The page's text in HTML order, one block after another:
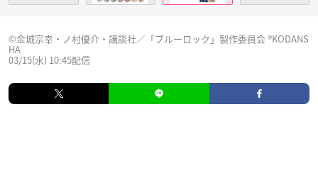
©金城宗幸・ノ村優介・講談社／「ブルーロック」製作委員会 ®KODANS
HA
03/15(水) 10:45配信